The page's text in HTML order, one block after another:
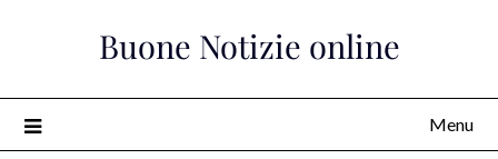
Buone Notizie online
Menu